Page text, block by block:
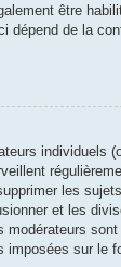
être
dépend de la
individuels
les
et les
modérateurs
sur le